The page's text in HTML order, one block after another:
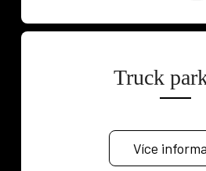
Truck
Více